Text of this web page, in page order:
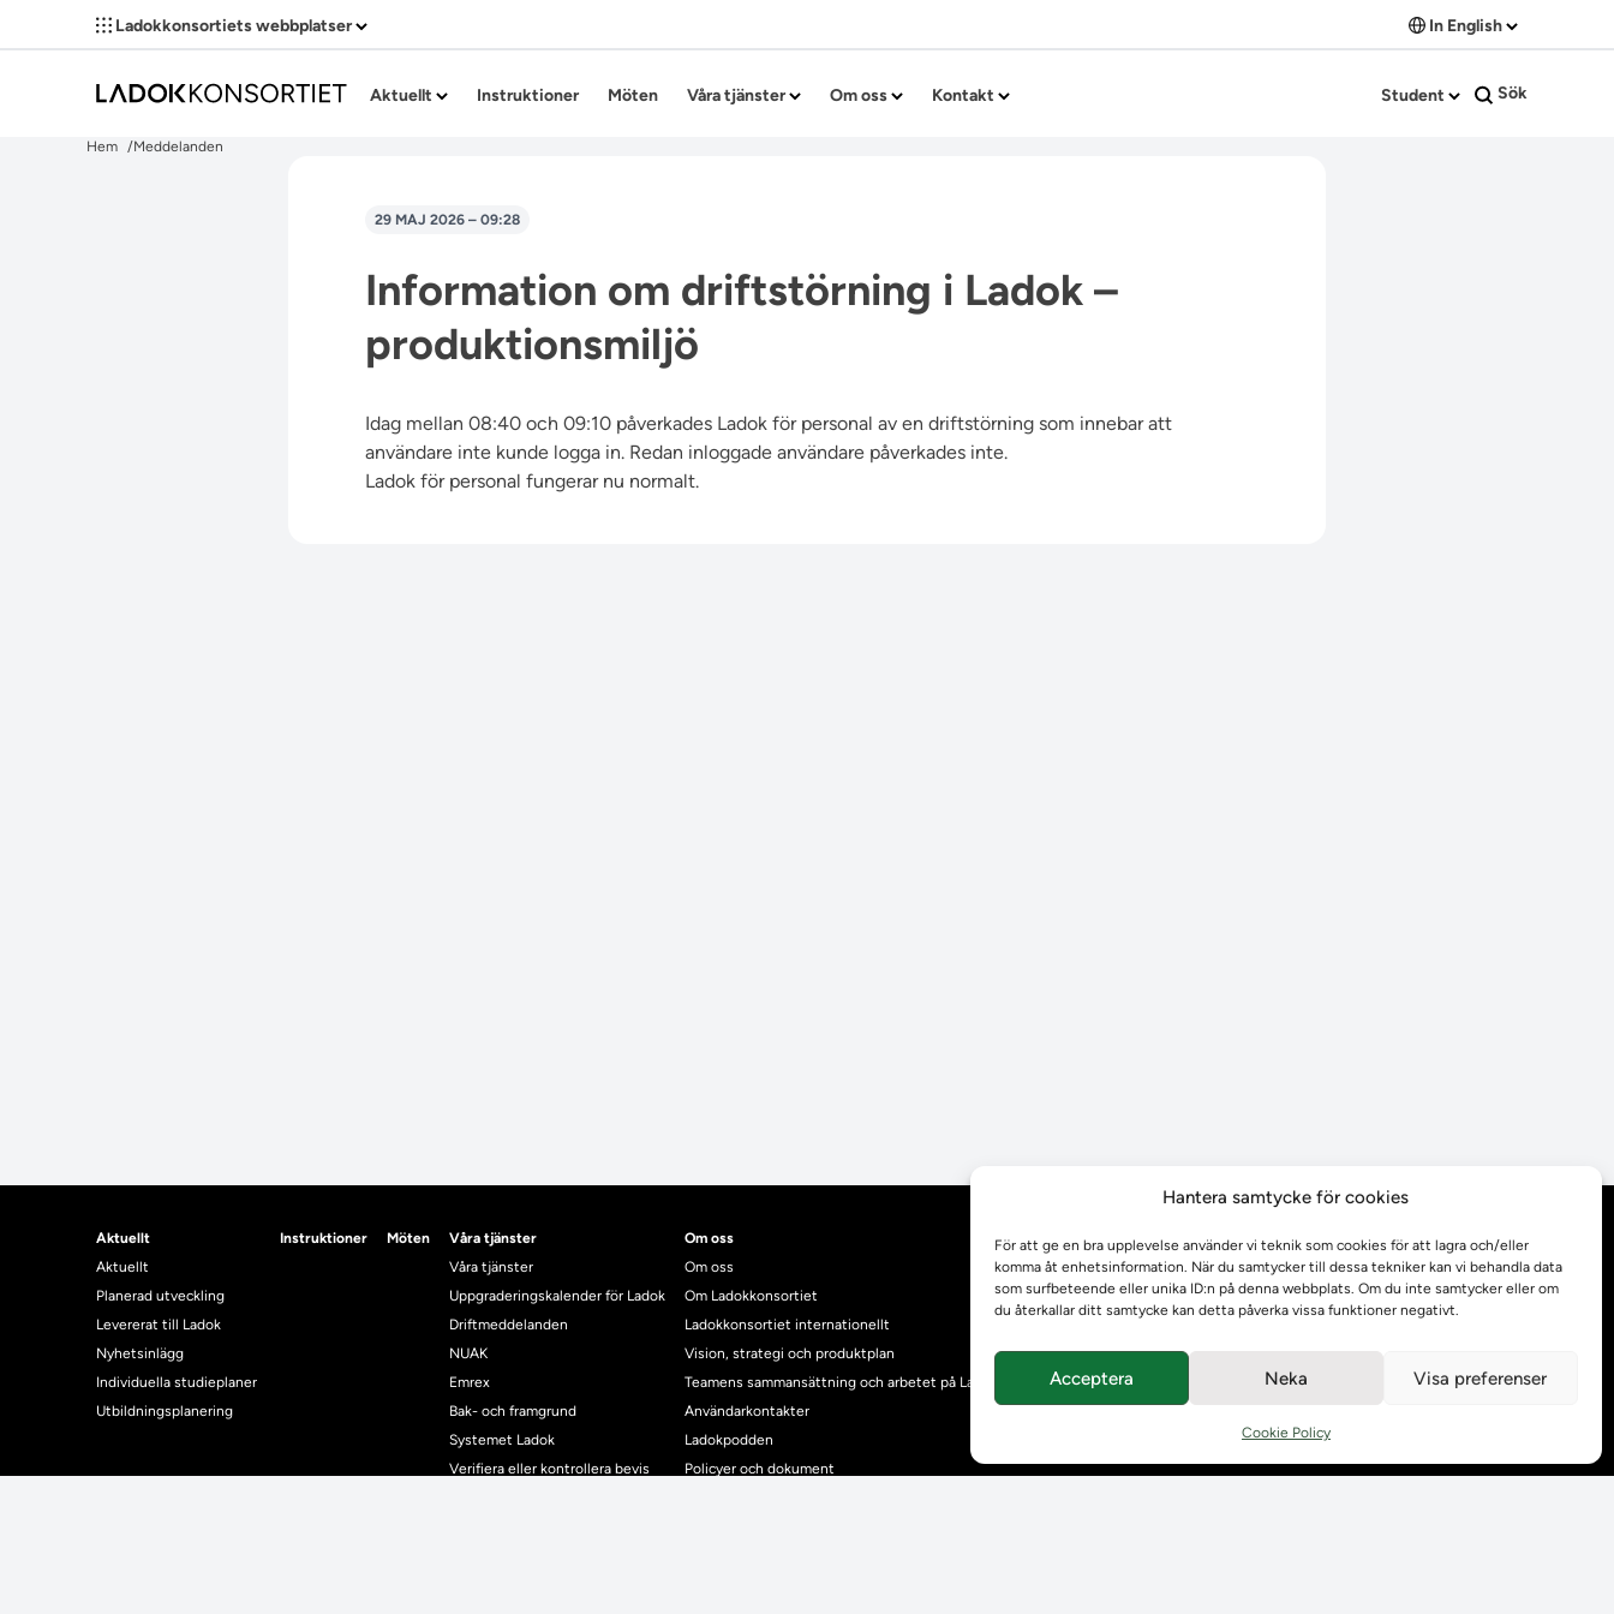
Hantera samtycke för cookies
För att ge en bra upplevelse använder vi teknik som cookies för att lagra och/eller
komma åt enhetsinformation. När du samtycker till dessa tekniker kan vi behandla data
som surfbeteende eller unika ID:n på denna webbplats. Om du inte samtycker eller om
du återkallar ditt samtycke kan detta påverka vissa funktioner negativt.
Acceptera Neka Visa preferenser
Cookie Policy
Ladokkonsortiets webbplatser In English
Aktuellt Instruktioner Möten Våra tjänster Om oss Kontakt Student Sök
Hem Meddelanden
29 MAJ 2026 – 09:28
Information om driftstörning i Ladok –
produktionsmiljö
Idag mellan 08:40 och 09:10 påverkades Ladok för personal av en driftstörning som innebar att
användare inte kunde logga in. Redan inloggade användare påverkades inte.
Ladok för personal fungerar nu normalt.
Aktuellt
Aktuellt
Planerad utveckling
Levererat till Ladok
Nyhetsinlägg
Individuella studieplaner
Utbildningsplanering
Instruktioner Möten
Våra tjänster
Våra tjänster
Uppgraderingskalender för Ladok
Driftmeddelanden
NUAK
Emrex
Bak- och framgrund
Systemet Ladok
Verifiera eller kontrollera bevis
Om oss
Om oss
Om Ladokkonsortiet
Ladokkonsortiet internationellt
Vision, strategi och produktplan
Teamens sammansättning och arbetet på Ladokkonsortiet
Användarkontakter
Ladokpodden
Policyer och dokument
Behandling av
personuppgifter
Prenumerera på våra